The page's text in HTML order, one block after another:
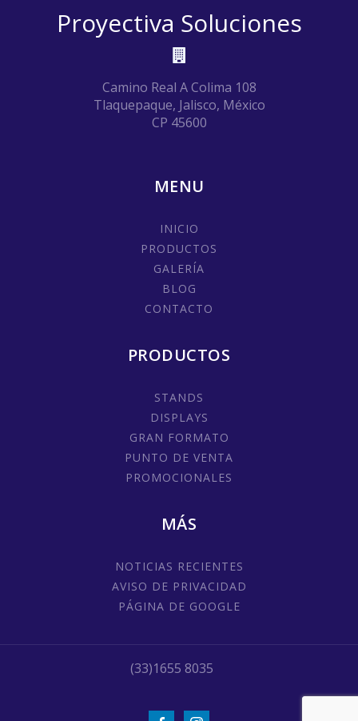
Proyectiva Soluciones
Camino Real A Colima 108
Tlaquepaque, Jalisco, México
CP 45600
MENU
INICIO
PRODUCTOS
GALERÍA
BLOG
CONTACTO
PRODUCTOS
STANDS
DISPLAYS
GRAN FORMATO
PUNTO DE VENTA
PROMOCIONALES
MÁS
NOTICIAS RECIENTES
AVISO DE PRIVACIDAD
PÁGINA DE GOOGLE
(33)1655 8035